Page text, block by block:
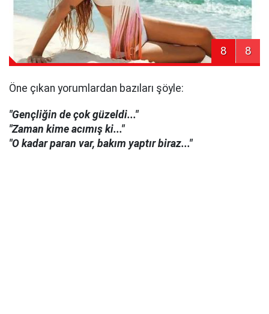
8 8
Öne çıkan yorumlardan bazıları şöyle:
"Gençliğin de çok güzeldi..."
"Zaman kime acımış ki..."
"O kadar paran var, bakım yaptır biraz..."